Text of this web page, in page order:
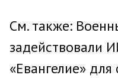
См. также:
задействовали
«Евангелие»